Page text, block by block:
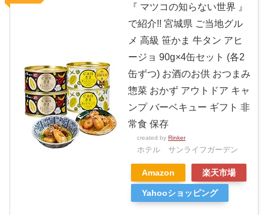
『 マツコの知らない世界 』
で紹介!! 宮城県 ご当地グル
メ 高級 笹かま 牛タン アヒ
ージョ 90g×4缶セット (各2
缶ずつ) お酒のお供 おつまみ
惣菜 おかず アウトドア キャ
ンプ バーベキュー ギフト 非
常食 保存
created by Rinker
ホテル サンライフガーデン
Amazon 楽天市場
Yahooショッピング